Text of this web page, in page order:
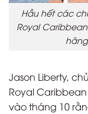
Hầu hết các
Royal
Jason Liberty,
Royal
vào tháng 10